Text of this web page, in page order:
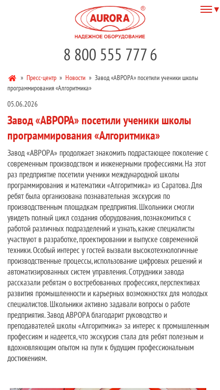
8 800 555 777 6
» Пресс-центр » Новости » Завод «АВРОРА» посетили ученики школы
программирования «Алгоритмика»
05.06.2026
Завод «АВРОРА» посетили ученики школы
программирования «Алгоритмика»
Завод «АВРОРА» продолжает знакомить подрастающее поколение с
современным производством и инженерными профессиями. На этот
раз предприятие посетили ученики международной школы
программирования и математики «Алгоритмика» из Саратова. Для
ребят была организована познавательная экскурсия по
производственным площадкам предприятия. Школьники смогли
увидеть полный цикл создания оборудования, познакомиться с
работой различных подразделений и узнать, какие специалисты
участвуют в разработке, проектировании и выпуске современной
техники. Особый интерес у гостей вызвали высокотехнологичные
производственные процессы, использование цифровых решений и
автоматизированных систем управления. Сотрудники завода
рассказали ребятам о востребованных профессиях, перспективах
развития промышленности и карьерных возможностях для молодых
специалистов. Школьники активно задавали вопросы о работе
предприятия. Завод АВРОРА благодарит руководство и
преподавателей школы «Алгоритмика» за интерес к промышленным
профессиям и надеется, что экскурсия стала для ребят полезным и
вдохновляющим опытом на пути к будущим профессиональным
достижениям.